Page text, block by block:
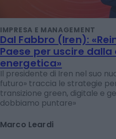
IMPRESA E MANAGEMENT
Dal Fabbro (Iren):
Paese per uscire
energetica»
Il presidente di Iren nel suo
futuro» traccia le strategie
transizione green, digitale e
dobbiamo puntare»
Marco Leardi